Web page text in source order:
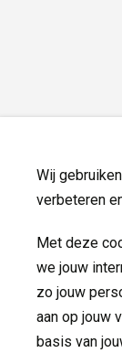
Wij
verbeteren
Met deze
we jouw
zo jouw
aan op jouw
basis van